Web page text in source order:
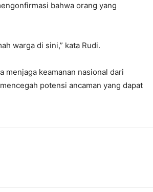
bahwa orang yang
warga di sini,” kata Rudi.
menjaga keamanan nasional dari
potensi ancaman yang dapat